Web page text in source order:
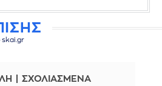
skai.gr
ΣΧΟΛΙΑΣΜΕΝΑ